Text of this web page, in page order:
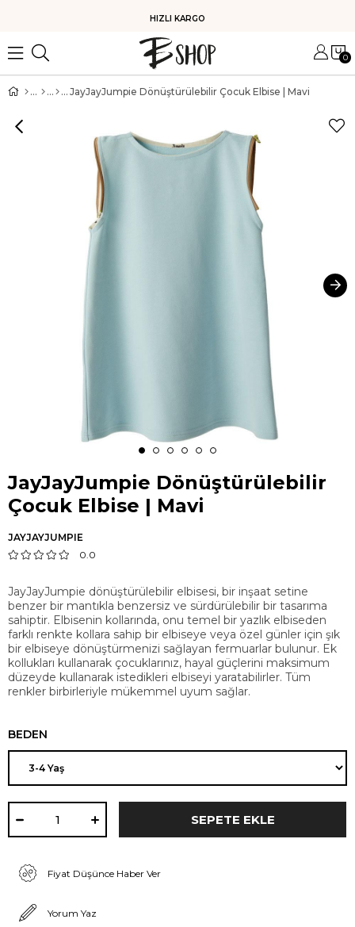
HIZLI KARGO
0
JayJayJumpie Dönüştürülebilir Çocuk Elbise | Mavi
JayJayJumpie Dönüştürülebilir
Çocuk Elbise | Mavi
JAYJAYJUMPIE
0.0
JayJayJumpie dönüştürülebilir elbisesi, bir inşaat setine
benzer bir mantıkla benzersiz ve sürdürülebilir bir tasarıma
sahiptir. Elbisenin kollarında, onu temel bir yazlık elbiseden
farklı renkte kollara sahip bir elbiseye veya özel günler için şık
bir elbiseye dönüştürmenizi sağlayan fermuarlar bulunur. Ek
kollukları kullanarak çocuklarınız, hayal güçlerini maksimum
düzeyde kullanarak istedikleri elbiseyi yaratabilirler. Tüm
renkler birbirleriyle mükemmel uyum sağlar.
BEDEN
Fiyat Düşünce Haber Ver
Yorum Yaz